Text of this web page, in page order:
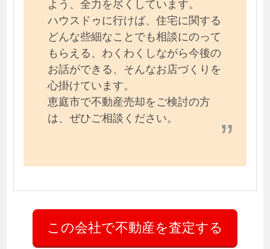
ハウスドゥに行けば、住宅に関する
どんな些細なことでも相談にのって
もらえる、わくわくしながら今後の
お話ができる、そんなお店づくりを
心掛けています。
恵庭市で不動産売却をご検討の方
は、ぜひご相談ください。